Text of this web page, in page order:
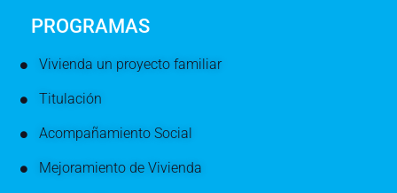
PROGRAMAS
Vivienda un proyecto familiar
Titulación
Acompañamiento Social
Mejoramiento de Vivienda